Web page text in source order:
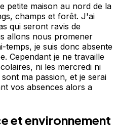
petite maison au nord de la
champs et forêt. J'ai
qui seront ravis de
allons nous promener
temps, je suis donc absente
Cependant je ne travaille
ni les mercredi ni
ma passion, et je serai
vos absences alors a
et environnement